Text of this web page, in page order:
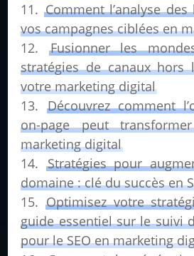
Comment l’analyse
vos campagnes ciblées en
Fusionner les
stratégies de canaux hors
votre marketing digital
Découvrez comment
on-page peut
marketing digital
Stratégies pour
domaine : clé du succès en
Optimisez votre
guide essentiel sur le suivi
pour le SEO en marketing